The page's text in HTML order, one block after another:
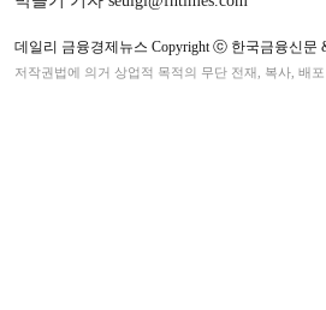
데일리 금융경제뉴스 Copyright ⓒ 한국금융신문
저작권법에 의거 상업적 목적의 무단 전재, 복사, 배포